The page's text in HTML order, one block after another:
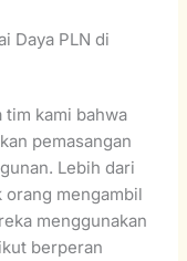
Daya PLN di
tim kami bahwa
pemasangan
Lebih dari
orang mengambil
menggunakan
berperan